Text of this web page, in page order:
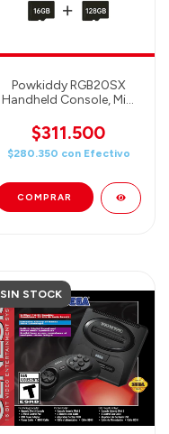
Powkiddy RGB20SX
Handheld Console, Mini
4 inch PANTALLA IPS -
16GB+128GB + 20000
Games (YELLOW)
con más d
$311.500
$280.350 con Efectivo
SIN STOCK